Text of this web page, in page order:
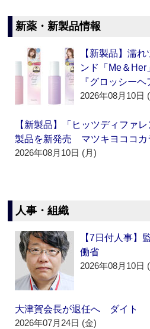
新薬・新製品情報
【新製品】濡
ンド「Me＆Her
『グロッシー
2026年08月10日
【新製品】「ヒッツディファ
製品を新発売 マツキヨココ
2026年08月10日 (月)
人事・組織
【7日付人事
働省
2026年08月10日
大津賀会長が退任へ ダイト
2026年07月24日 (金)